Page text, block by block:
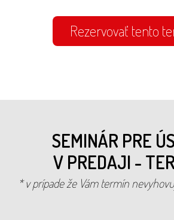
Rezervovať tento
SEMINÁR PRE
V PREDAJI -
* v prípade že Vám termín